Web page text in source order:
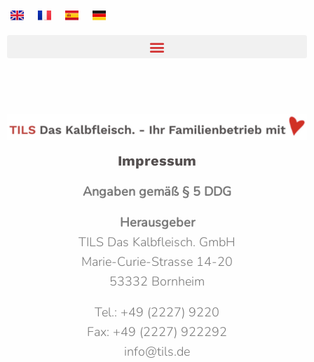
Impressum
Angaben gemäß § 5 DDG
Herausgeber
TILS Das Kalbfleisch. GmbH
Marie-Curie-Strasse 14-20
53332 Bornheim
Tel.: +49 (2227) 9220
Fax: +49 (2227) 922292
info@tils.de